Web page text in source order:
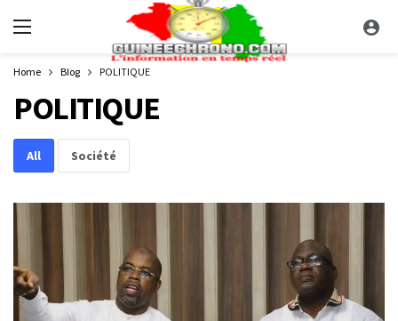
Home Blog POLITIQUE
POLITIQUE
All Société